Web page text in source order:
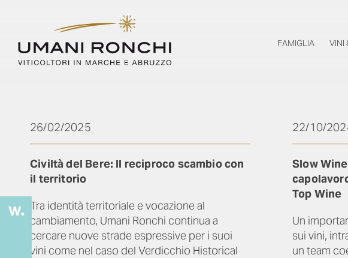
FAMIGLIA VINI
26/02/2025
Civiltà del Bere: Il reciproco scambio con
il territorio
Tra identità territoriale e vocazione al
cambiamento, Umani Ronchi continua a
cercare nuove strade espressive per i suoi
vini come nel caso del Verdicchio Historical
22/10/
Slow
Top Wine
Un
sui vini,
un team